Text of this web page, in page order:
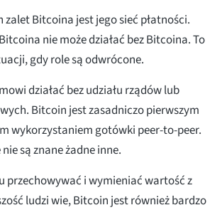
zalet Bitcoina jest jego sieć płatności.
nie może działać bez Bitcoina. To
gdy role są odwrócone.
działać bez udziału rządów lub
Bitcoin jest zasadniczo pierwszym
wykorzystaniem gotówki peer-to-peer.
są znane żadne inne.
przechowywać i wymieniać wartość z
ludzi wie, Bitcoin jest również bardzo